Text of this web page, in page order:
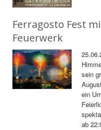
Ferragosto Fest
Feuerwerk
sein
ein
ab